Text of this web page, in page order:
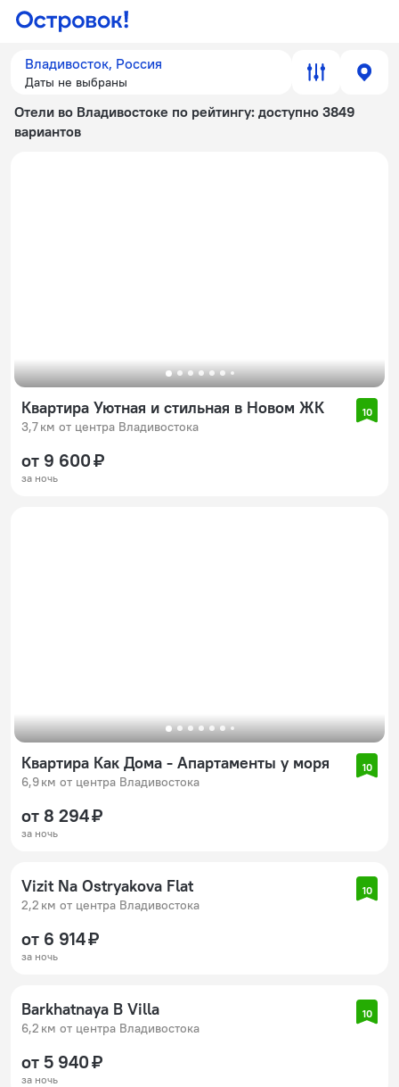
Владивосток, Россия
Даты не выбраны
Отели во Владивостоке по рейтингу: доступно 3849
вариантов
Квартира Уютная и стильная в Новом ЖК
3,7 км от центра Владивостока
10
от 9 600 ₽
за ночь
Квартира Как Дома - Апартаменты у моря
6,9 км от центра Владивостока
10
от 8 294 ₽
за ночь
Vizit Na Ostryakova Flat
2,2 км от центра Владивостока
10
от 6 914 ₽
за ночь
Barkhatnaya B Villa
6,2 км от центра Владивостока
10
от 5 940 ₽
за ночь